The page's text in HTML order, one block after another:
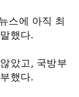
스에 아직 최
했다.
았고, 국방부
했다.